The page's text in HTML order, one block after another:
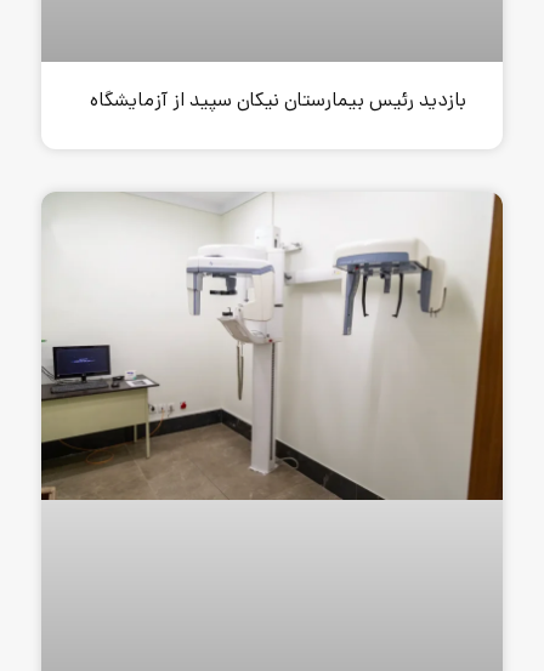
نیکان سپید از آزمایشگاه